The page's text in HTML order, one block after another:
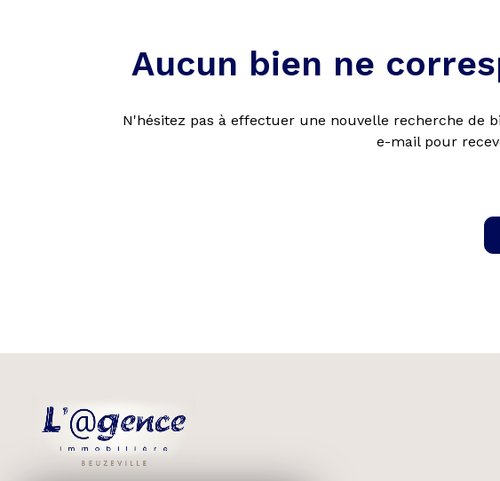
Aucun bien ne
N'hésitez pas à effectuer une nouvelle recherche de
e-mail pour